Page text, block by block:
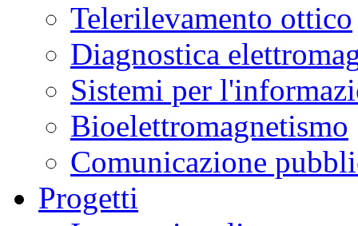
Telerilevamento ottico
Diagnostica
Sistemi per
Bioelettromagnetismo
Comunicazione
Progetti